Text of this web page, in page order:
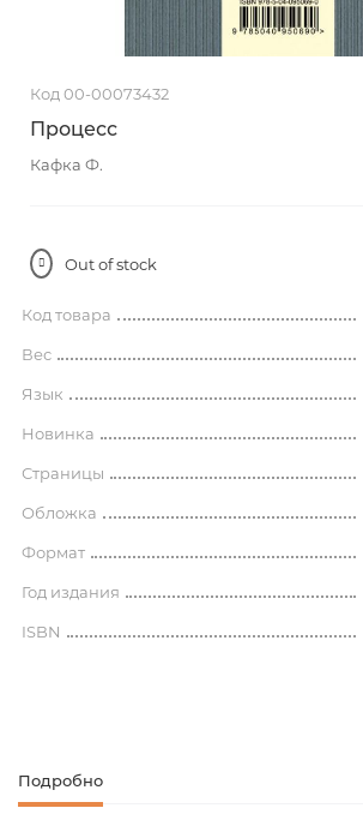
Код 00-00073432
Процесс
Кафка Ф.
Out of stock
Код товара
Вес
Язык
Новинка
Страницы
Обложка
Формат
Год издания
ISBN
Подробно